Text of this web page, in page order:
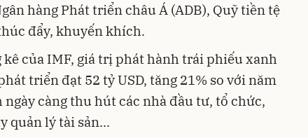
hàng Phát triển châu Á (ADB), Quỹ tiền tệ
đẩy, khuyến khích.
của IMF, giá trị phát hành trái phiếu xanh
triển đạt 52 tỷ USD, tăng 21% so với năm
càng thu hút các nhà đầu tư, tổ chức,
quản lý tài sản...